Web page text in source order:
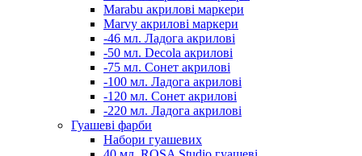
Marabu акрилові маркери
Marvy акрилові маркери
-46 мл. Ладога акрилові
-50 мл. Decola акрилові
-75 мл. Сонет акрилові
-100 мл. Ладога акрилові
-120 мл. Сонет акрилові
-220 мл. Ладога акрилові
Гуашеві фарби
Набори гуашевих